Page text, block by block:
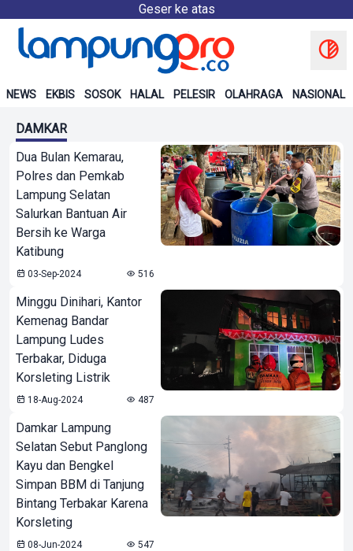
Geser ke atas
NEWS EKBIS SOSOK HALAL PELESIR OLAHRAGA NASIONAL
DAMKAR
Dua Bulan Kemarau,
Polres dan Pemkab
Lampung Selatan
Salurkan Bantuan Air
Bersih ke Warga
Katibung
03-Sep-2024 516
Minggu Dinihari, Kantor
Kemenag Bandar
Lampung Ludes
Terbakar, Diduga
Korsleting Listrik
18-Aug-2024 487
Damkar Lampung
Selatan Sebut Panglong
Kayu dan Bengkel
Simpan BBM di Tanjung
Bintang Terbakar Karena
Korsleting
08-Jun-2024 547